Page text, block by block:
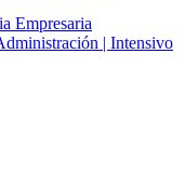
Empresaria
| Intensivo